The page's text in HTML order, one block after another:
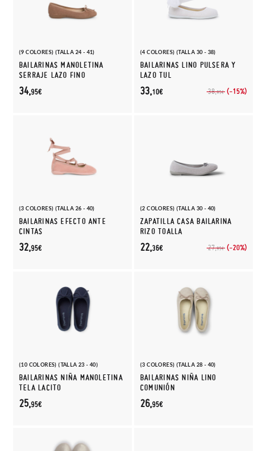
(9 COLORES) (TALLA 24 - 41)
BAILARINAS MANOLETINA
SERRAJE LAZO FINO
34,95€
(4 COLORES) (TALLA 30 - 38)
BAILARINAS LINO PULSERA Y
LAZO TUL
38,95€ (-15%)
33,10€
(3 COLORES) (TALLA 26 - 40)
BAILARINAS EFECTO ANTE
CINTAS
32,95€
(2 COLORES) (TALLA 30 - 40)
ZAPATILLA CASA BAILARINA
RIZO TOALLA
27,95€ (-20%)
22,36€
(10 COLORES) (TALLA 23 - 40)
BAILARINAS NIÑA MANOLETINA
TELA LACITO
25,95€
(3 COLORES) (TALLA 28 - 40)
BAILARINAS NIÑA LINO
COMUNIÓN
26,95€